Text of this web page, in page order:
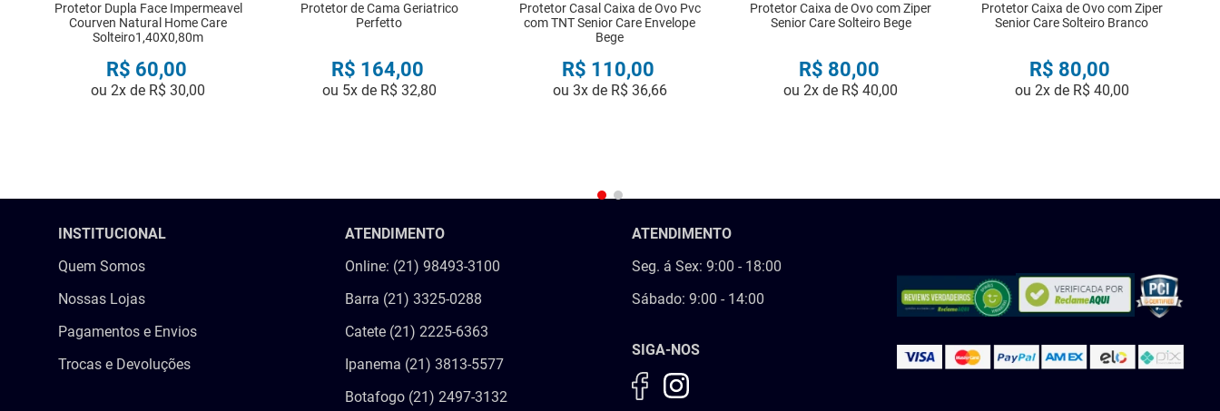
Protetor Dupla Face Impermeavel
Courven Natural Home Care
Solteiro1,40X0,80m
R$ 60,00
ou2x de R$ 30,00
Protetor de Cama Geriatrico
Perfetto
R$ 164,00
ou 5x de R$ 32,80
Protetor Casal Caixa de Ovo Pvc
com TNT Senior Care Envelope
Bege
R$ 110,00
ou 3x de R$ 36,66
Protetor Caixa de Ovo com Ziper
Senior Care Solteiro Bege
R$ 80,00
ou2x de R$ 40,00
Protetor Caixa de Ovo com Ziper
Senior Care Solteiro Branco
R$ 80,00
ou 2x de R$ 40,00
INSTITUCIONAL
Quem Somos
Nossas Lojas
Pagamentos e Envios
Trocas e Devoluções
ATENDIMENTO
Online: (21) 98493-3100
Barra (21) 3325-0288
Catete (21) 2225-6363
Ipanema (21) 3813-5577
Botafogo (21) 2497-3132
ATENDIMENTO
Seg. á Sex: 9:00 - 18:00
Sábado: 9:00 - 14:00
SIGA-NOS